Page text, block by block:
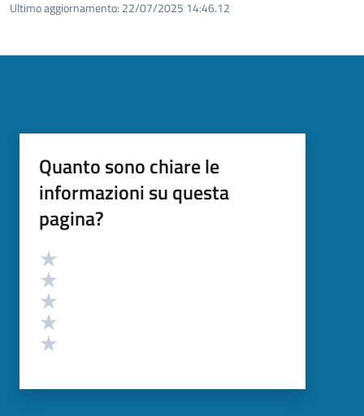
Ultimo aggiornamento: 22/07/2025 14:46.12
Quanto sono chiare le
informazioni su questa
pagina?
Valutazione